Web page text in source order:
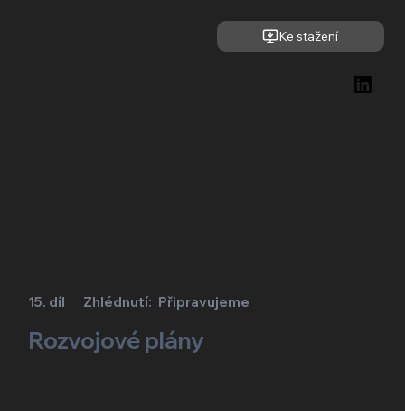
15. díl Zhlédnutí: Připravujeme
Rozvojové plány
Ke stažení